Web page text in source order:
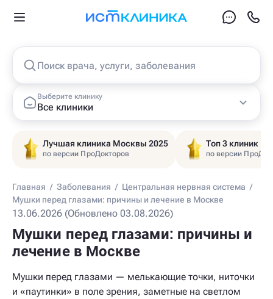
Поиск врача, услуги, заболевания
Выберите клинику
Все клиники
Лучшая клиника Москвы 2025
по версии ПроДокторов
Топ 3 клиник
по версии
Главная / Заболевания / Центральная нервная система /
Мушки перед глазами: причины и лечение в Москве
13.06.2026 (Обновлено 03.08.2026)
Мушки перед глазами: причины и
лечение в Москве
Мушки перед глазами — мелькающие точки, ниточки
и «паутинки» в поле зрения, заметные на светлом